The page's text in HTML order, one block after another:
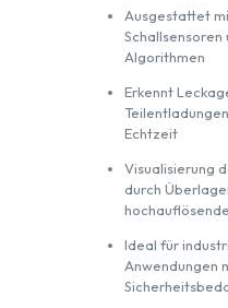
Ausgestattet
Algorithmen
Erkennt
Echtzeit
Visualisierung
durch
Ideal für
Anwendungen